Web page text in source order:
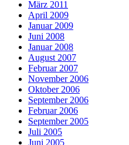
März 2011
April 2009
Januar 2009
Juni 2008
Januar 2008
August 2007
Februar 2007
November 2006
Oktober 2006
September 2006
Februar 2006
September 2005
Juli 2005
Juni 2005